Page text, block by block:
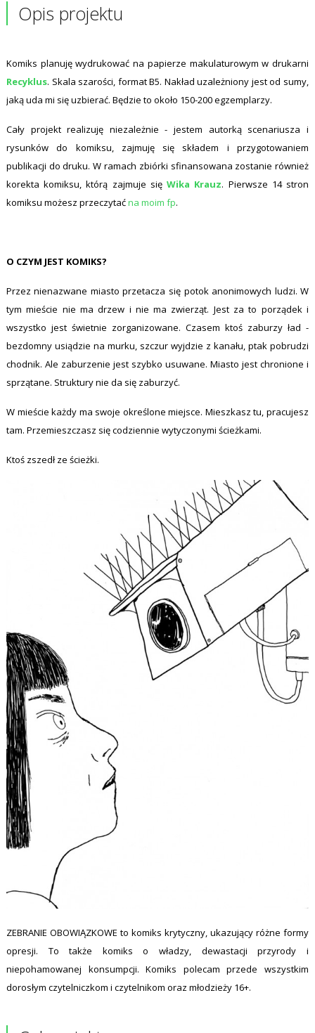
Opis projektu
Komiks planuję wydrukować na papierze makulaturowym w drukarni
Recyklus. Skala szarości, format B5. Nakład uzależniony jest od sumy,
jaką uda mi się uzbierać. Będzie to około 150-200 egzemplarzy.
Cały projekt realizuję niezależnie - jestem autorką scenariusza i
rysunków do komiksu, zajmuję się składem i przygotowaniem
publikacji do druku. W ramach zbiórki sfinansowana zostanie również
korekta komiksu, którą zajmuje sięWika Krauz. Pierwsze 14 stron
komiksu możesz przeczytaćna moim fp.
O CZYM JEST KOMIKS?
Przez nienazwane miasto przetacza się potok anonimowych ludzi. W
tym mieście nie ma drzew i nie ma zwierząt. Jest za to porządek i
wszystko jest świetnie zorganizowane. Czasem ktoś zaburzy ład -
bezdomny usiądzie na murku, szczur wyjdzie z kanału, ptak pobrudzi
chodnik. Ale zaburzenie jest szybko usuwane. Miasto jest chronione i
sprzątane. Struktury nie da się zaburzyć.
W mieście każdy ma swoje określone miejsce. Mieszkasz tu, pracujesz
tam. Przemieszczasz się codziennie wytyczonymi ścieżkami.
Ktoś zszedł ze ścieżki.
ZEBRANIE OBOWIĄZKOWE to komiks krytyczny, ukazujący różne formy
opresji. To także komiks o władzy, dewastacji przyrody i
niepohamowanej konsumpcji. Komiks polecam przede wszystkim
dorosłym czytelniczkom i czytelnikom oraz młodzieży 16+.